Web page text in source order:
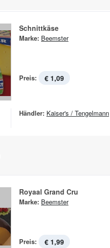
Schnittkäse
Marke: Beemster
Preis: € 1,09
Händler: Kaiser's / Tengelmann
Royaal Grand Cru
Marke: Beemster
Preis: € 1,99